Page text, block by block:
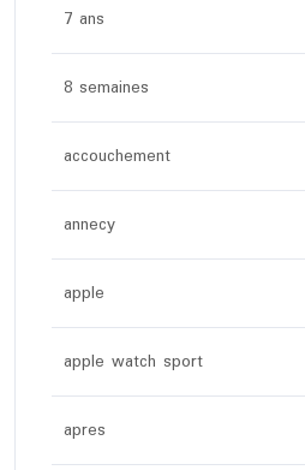
7 ans
8 semaines
accouchement
annecy
apple
apple watch sport
apres